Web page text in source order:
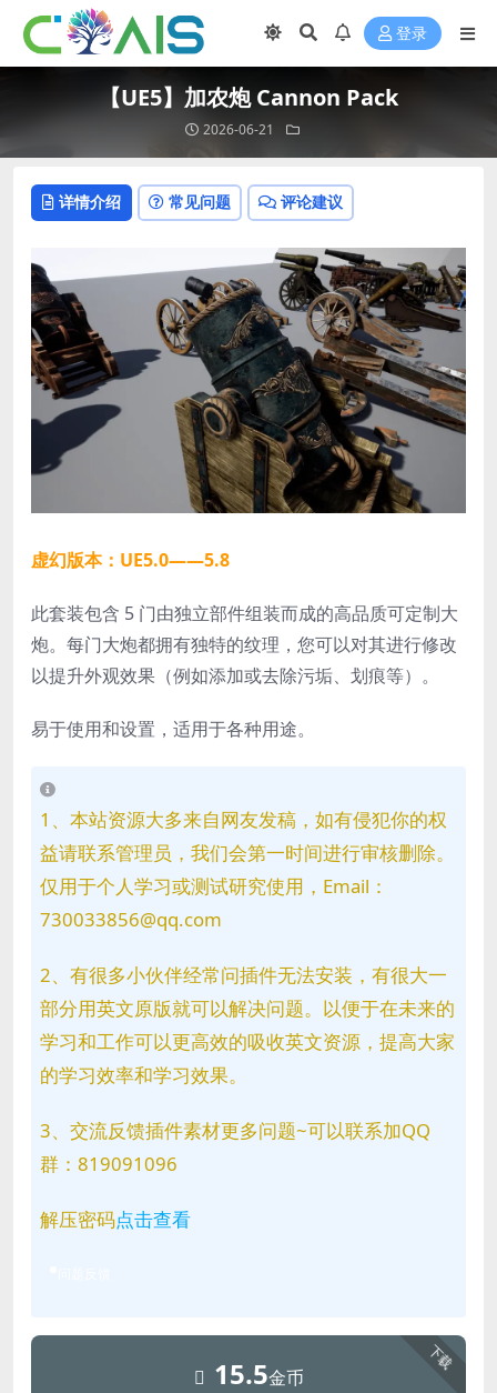
登录
【UE5】加农炮 Cannon Pack
2026-06-21
详情介绍 常见问题 评论建议
虚幻版本：UE5.0——5.8
此套装包含 5 门由独立部件组装而成的高品质可定制大
炮。每门大炮都拥有独特的纹理，您可以对其进行修改
以提升外观效果（例如添加或去除污垢、划痕等）。
易于使用和设置，适用于各种用途。
1、本站资源大多来自网友发稿，如有侵犯你的权
益请联系管理员，我们会第一时间进行审核删除。
仅用于个人学习或测试研究使用，Email：
730033856@qq.com
2、有很多小伙伴经常问插件无法安装，有很大一
部分用英文原版就可以解决问题。以便于在未来的
学习和工作可以更高效的吸收英文资源，提高大家
的学习效率和学习效果。
3、交流反馈插件素材更多问题~可以联系加QQ
群：819091096
解压密码点击查看
下载
15.5金币